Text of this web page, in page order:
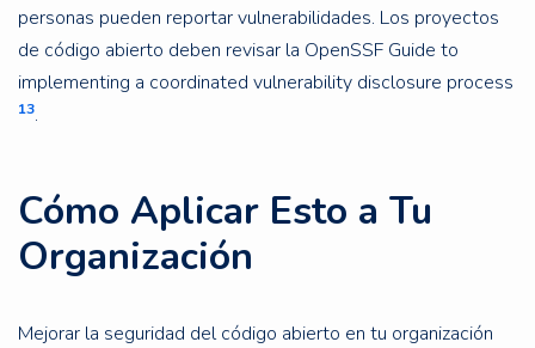
personas pueden reportar vulnerabilidades. Los proyectos
de código abierto deben revisar la OpenSSF Guide to
implementing a coordinated vulnerability disclosure process
13.
Cómo Aplicar Esto a Tu
Organización
Mejorar la seguridad del código abierto en tu organización